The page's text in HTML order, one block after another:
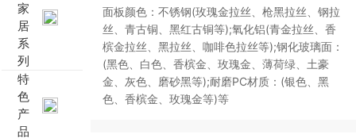
君典系列智能开关
凯越系列智能开关
家
居
系
列
特
色
产
品
面板颜色：不锈钢(玫瑰金拉丝、枪黑拉丝、钢拉
丝、青古铜、黑红古铜等);氧化铝(青金拉丝、香
槟金拉丝、黑拉丝、咖啡色拉丝等);钢化玻璃面：
(黑色、白色、香槟金、玫瑰金、薄荷绿、土豪
金、灰色、磨砂黑等);耐磨PC材质：(银色、黑
色、香槟金、玫瑰金等)等